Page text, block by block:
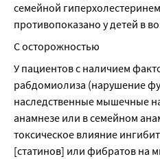
семейной
противопоказано у детей в
С осторожностью
У пациентов с наличием
рабдомиолиза (нарушение
наследственные мышечные
анамнезе или в семейном
токсическое влияние
[статинов] или фибратов на